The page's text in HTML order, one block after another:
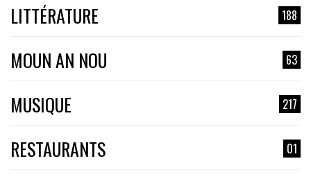
LITTÉRATURE 188
MOUN AN NOU 63
MUSIQUE 217
RESTAURANTS 01